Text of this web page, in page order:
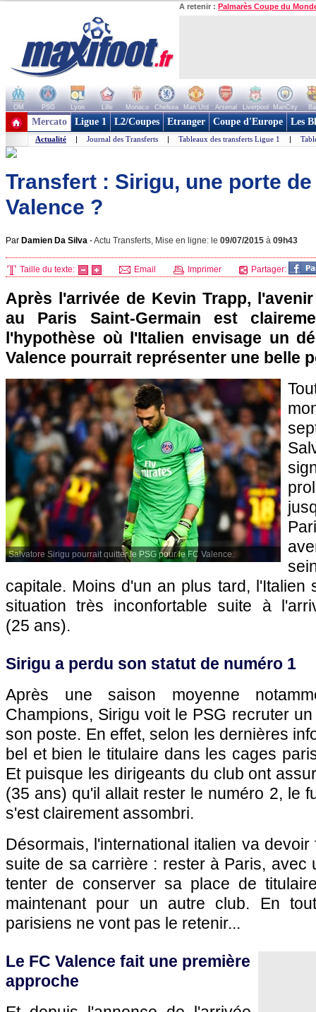
A retenir : Palmarès Coupe du
OM PSG Lyon Lille Monaco Chelsea Man Utd Arsenal Liverpool ManCity
+ de clubs
Mercato Ligue 1 L2/Coupes Etranger Coupe d'Europe Les
Actualité | Journal des Transferts | Tableaux des transferts Ligue 1 |
Transfert : Sirigu, une porte
Valence ?
Par Damien Da Silva -Actu Transferts, Mise en ligne: le 09/07/2015 à 09h43
Taille du texte: Email Imprimer Partager:
Après l'arrivée de Kevin Trapp,
au Paris Saint-Germain est
l'hypothèse où l'Italien envisage un
Valence pourrait représenter une belle
Salvatore Sirigu pourrait quitter le PSG pour le FC Valence.
capitale. Moins d'un an plus tard, l'Italien
situation très inconfortable suite à
(25 ans).
Sirigu a perdu son statut de numéro 1
Après une saison moyenne
Champions, Sirigu voit le PSG recruter
son poste. En effet, selon les dernières
bel et bien le titulaire dans les cages
Et puisque les dirigeants du club ont
(35 ans) qu'il allait rester le numéro 2, le
s'est clairement assombri.
Désormais, l'international italien va
suite de sa carrière : rester à Paris, avec
tenter de conserver sa place de
maintenant pour un autre club. En
parisiens ne vont pas le retenir...
Le FC Valence fait une première
approche